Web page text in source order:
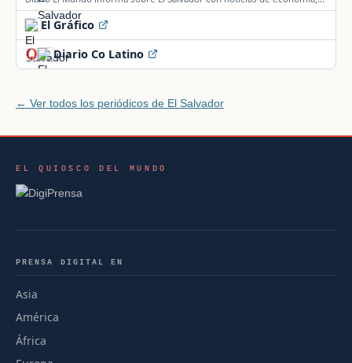
deportes, política y tecnología.
El Gráfico
Diario Co Latino
← Ver todos los periódicos de El Salvador
EL QUIOSCO DEL MUNDO
PRENSA DIGITAL EN
Asia
América
África